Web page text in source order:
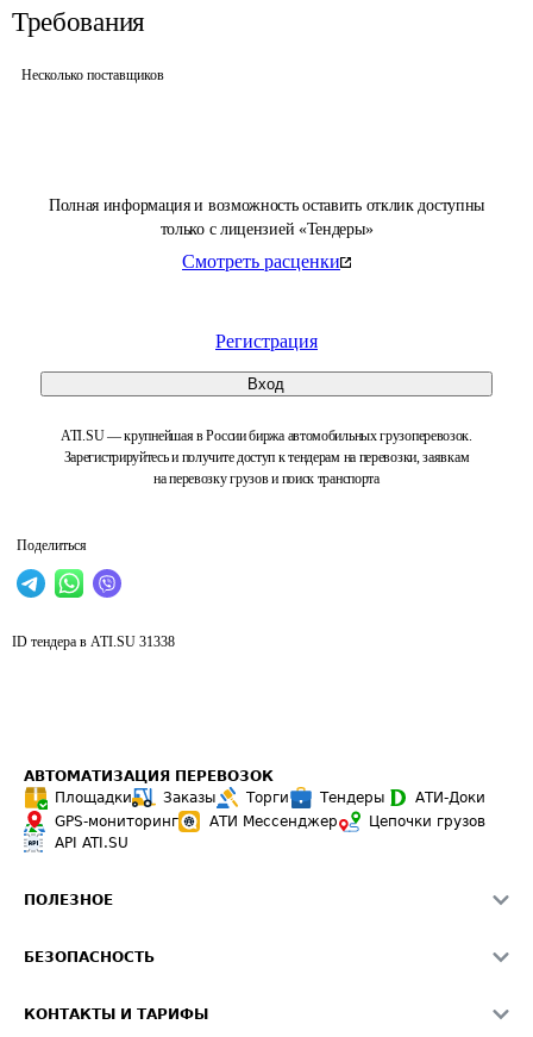
Полная информация и возможность оставить отклик доступны
только с лицензией «Тендеры»
Смотреть расценки
Регистрация
Вход
ATI.SU — крупнейшая в России биржа автомобильных грузоперевозок.
Зарегистрируйтесь и получите доступ к тендерам на перевозки, заявкам
на перевозку грузов и поиск транспорта
Поделиться
Требования
Несколько поставщиков
ID тендера в ATI.SU 31338
АВТОМАТИЗАЦИЯ ПЕРЕВОЗОК
Площадки
Заказы Торги Тендеры
АТИ-Доки
GPS-мониторинг
АТИ Мессенджер
Цепочки грузов
API ATI.SU
ПОЛЕЗНОЕ
Звезды ATI.SU на вашем сайте
БЕЗОПАСНОСТЬ
КОНТАКТЫ И ТАРИФЫ